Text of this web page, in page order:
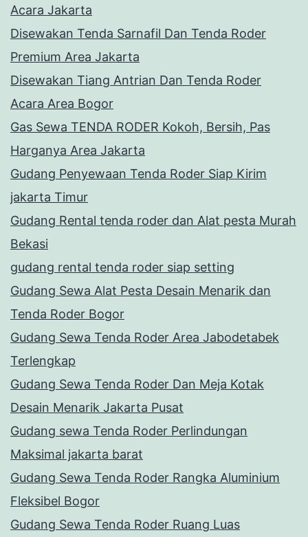
Acara Jakarta
Disewakan Tenda Sarnafil Dan Tenda Roder
Premium Area Jakarta
Disewakan Tiang Antrian Dan Tenda Roder
Acara Area Bogor
Gas Sewa TENDA RODER Kokoh, Bersih, Pas
Harganya Area Jakarta
Gudang Penyewaan Tenda Roder Siap Kirim
jakarta Timur
Gudang Rental tenda roder dan Alat pesta Murah
Bekasi
gudang rental tenda roder siap setting
Gudang Sewa Alat Pesta Desain Menarik dan
Tenda Roder Bogor
Gudang Sewa Tenda Roder Area Jabodetabek
Terlengkap
Gudang Sewa Tenda Roder Dan Meja Kotak
Desain Menarik Jakarta Pusat
Gudang sewa Tenda Roder Perlindungan
Maksimal jakarta barat
Gudang Sewa Tenda Roder Rangka Aluminium
Fleksibel Bogor
Gudang Sewa Tenda Roder Ruang Luas